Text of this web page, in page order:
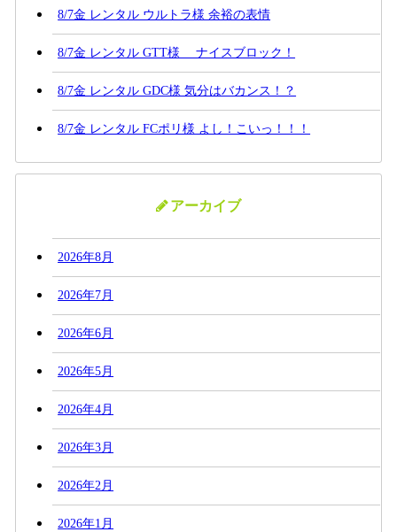
8/7金 レンタル ウルトラ様 余裕の表情
8/7金 レンタル GTT様 ナイスブロック！
8/7金 レンタル GDC様 気分はバカンス！？
8/7金 レンタル FCポリ様 よし！こいっ！！！
アーカイブ
2026年8月
2026年7月
2026年6月
2026年5月
2026年4月
2026年3月
2026年2月
2026年1月